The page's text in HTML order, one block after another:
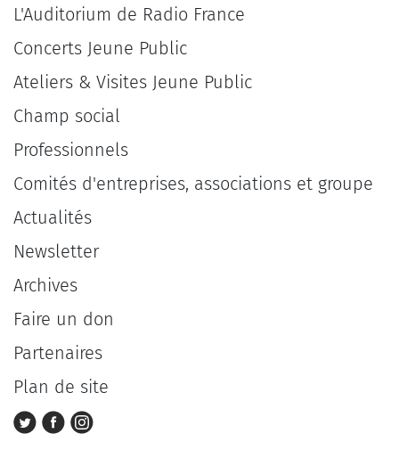
L'Auditorium de Radio France
Concerts Jeune Public
Ateliers & Visites Jeune Public
Champ social
Professionnels
Comités d'entreprises, associations et groupe
Actualités
Newsletter
Archives
Faire un don
Partenaires
Plan de site